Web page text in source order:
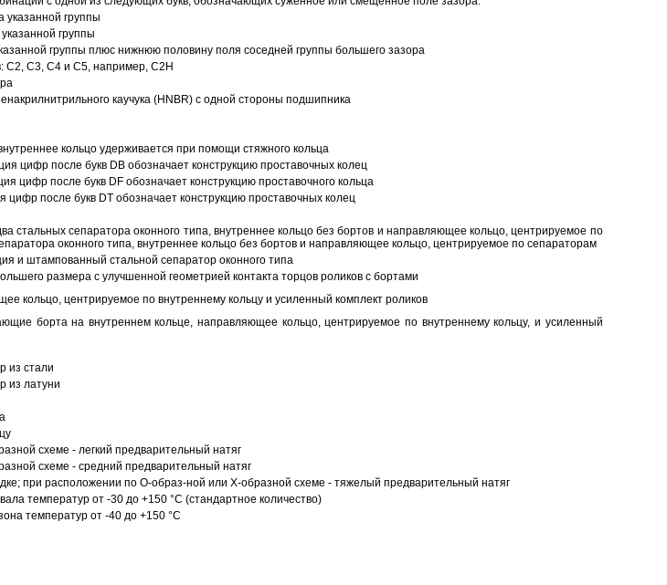
указанной группы
группы
группы плюс нижнюю половину поля соседней группы большего зазора
С2, C3, С4 и С5, например, С2Н
каучука (HNBR) с одной стороны подшипника
кольцо удерживается при помощи стяжного кольца
цифр после букв DB обозначает конструкцию проставочных колец
после букв DF обозначает конструкцию проставочного кольца
после букв DT обозначает конструкцию проставочных колец
сепаратора оконного типа, внутреннее кольцо без бортов и направляющее кольцо, центрируемое по
оконного типа, внутреннее кольцо без бортов и направляющее кольцо, центрируемое по сепараторам
и штампованный стальной сепаратор оконного типа
размера с улучшенной геометрией контакта торцов роликов с бортами
кольцо, центрируемое по внутреннему кольцу и усиленный комплект роликов
борта на внутреннем кольце, направляющее кольцо, центрируемое по внутреннему кольцу, и усиленный
из стали
из латуни
схеме - легкий предварительный натяг
схеме - средний предварительный натяг
при расположении по О-образ-ной или Х-образной схеме - тяжелый предварительный натяг
температур от -30 до +150 °C (стандартное количество)
температур от -40 до +150 °C